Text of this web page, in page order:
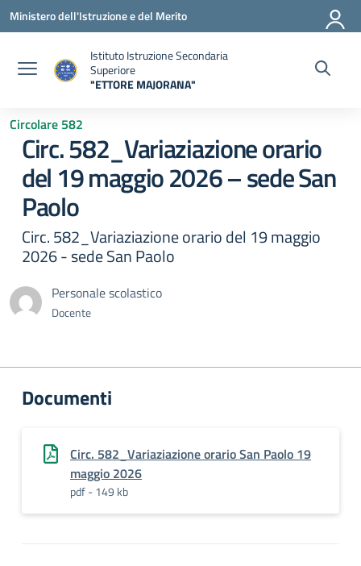
Vai ai contenuti
Vai al menu di navigazione
Vai al footer
Ministero dell'Istruzione e del Merito
Istituto Istruzione Secondaria
Superiore
"ETTORE MAJORANA"
Circolare 582
Circ. 582_Variaziazione orario
del 19 maggio 2026 – sede San
Paolo
Circ. 582_Variaziazione orario del 19 maggio
2026 - sede San Paolo
Personale scolastico
Docente
Documenti
Circ. 582_Variaziazione orario San Paolo 19
maggio 2026
pdf - 149 kb